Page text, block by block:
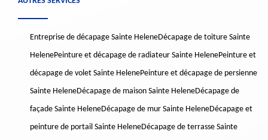
Entreprise de décapage Sainte HeleneDécapage de toiture Sainte
HelenePeinture et décapage de radiateur Sainte HelenePeinture et
décapage de volet Sainte HelenePeinture et décapage de persienne
Sainte HeleneDécapage de maison Sainte HeleneDécapage de
façade Sainte HeleneDécapage de mur Sainte HeleneDécapage et
peinture de portail Sainte HeleneDécapage de terrasse Sainte